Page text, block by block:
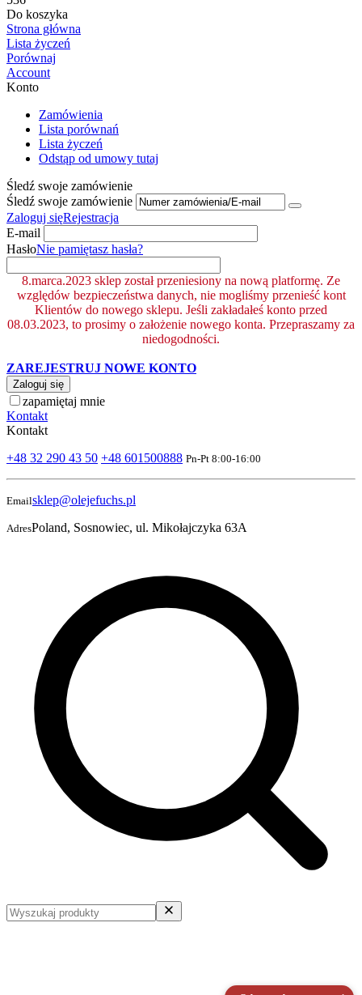
Do koszyka
Strona główna
Lista życzeń
Porównaj
Account
Konto
Zamówienia
Lista porównań
Lista życzeń
Odstąp od umowy tutaj
Śledź swoje zamówienie
Śledź swoje zamówienie
Zaloguj sięRejestracja
E-mail
HasłoNie pamiętasz hasła?
8.marca.2023 sklep został przeniesiony na nową platformę. Ze
względów bezpieczeństwa danych, nie mogliśmy przenieść kont
Klientów do nowego sklepu. Jeśli zakładałeś konto przed
08.03.2023, to prosimy o założenie nowego konta. Przepraszamy za
niedogodności.
ZAREJESTRUJ NOWE KONTO
Zaloguj się
zapamiętaj mnie
Kontakt
Kontakt
+48 32 290 43 50 +48 601500888 Pn-Pt 8:00-16:00
Emailsklep@olejefuchs.pl
AdresPoland, Sosnowiec, ul. Mikołajczyka 63A